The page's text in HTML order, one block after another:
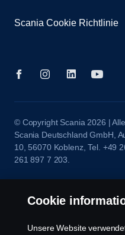
Scania Cookie Richtlinie
© Copyright Scania 2026 |
Scania Deutschland GmbH,
10, 56070 Koblenz, Tel. +49
261 897 7 203.
Cookie
Unsere Website